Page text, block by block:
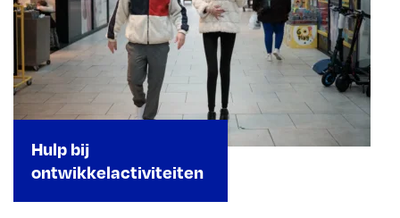
Hulp bij
ontwikkelactiviteiten